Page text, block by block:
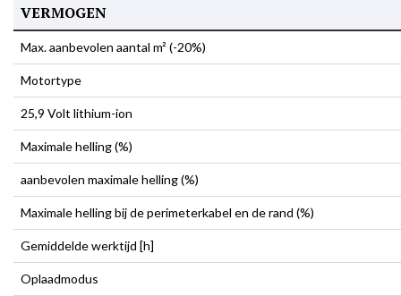
VERMOGEN
Max. aanbevolen aantal m² (-20%)
Motortype
25,9 Volt lithium-ion
Maximale helling (%)
aanbevolen maximale helling (%)
Maximale helling bij de perimeterkabel en de rand (%)
Gemiddelde werktijd [h]
Oplaadmodus